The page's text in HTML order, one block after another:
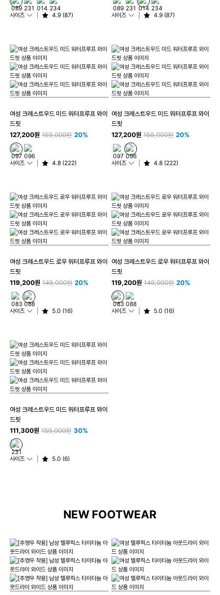
사이즈 4.9 (87) 사이즈 4.9 (87)
여성 크레스트우드 미드 워터프루프 와이
드핏
127,200원 159,000원 20%
사이즈 4.8 (222)
여성 크레스트우드 미드 워터프루프 와이
드핏
127,200원 159,000원 20%
사이즈 4.8 (222)
여성 크레스트우드 로우 워터프루프 와이
드핏
119,200원 149,000원 20%
사이즈 5.0 (16)
여성 크레스트우드 로우 워터프루프 와이
드핏
119,200원 149,000원 20%
사이즈 5.0 (16)
여성 크레스트우드 미드 워터프루프 와이
드핏
111,300원 159,000원 30%
사이즈 5.0 (6)
NEW FOOTWEAR